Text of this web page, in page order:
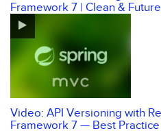
Framework 7 | Clean &
Video: API Versioning with
Framework 7 — Best